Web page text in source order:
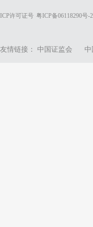
ICP许可证号 粤ICP备06118290号-2
友情链接： 中国证监会